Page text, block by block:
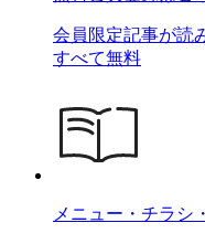
会員限定記事が読
すべて無料
メニュー・チラシ